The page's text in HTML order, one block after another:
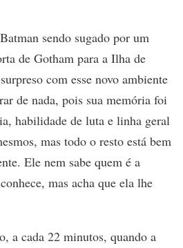
sendo sugado por um
de Gotham para a Ilha de
com esse novo ambiente
de nada, pois sua memória foi
habilidade de luta e linha geral
mas todo o resto está bem
Ele nem sabe quem é a
mas acha que ela lhe
a cada 22 minutos, quando a